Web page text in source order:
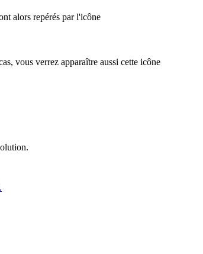
alors repérés par l'icône
vous verrez apparaître aussi cette icône